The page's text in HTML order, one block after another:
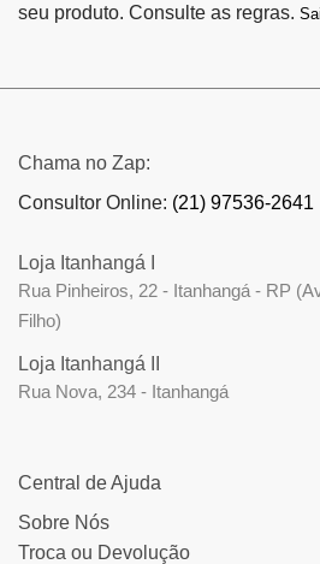
seu produto. Consulte as regras.
Chama no Zap:
Consultor Online: (21) 97536-2641
Loja Itanhangá I
Rua Pinheiros, 22 - Itanhangá - RP
Filho)
Loja Itanhangá II
Rua Nova, 234 - Itanhangá
Central de Ajuda
Sobre Nós
Troca ou Devolução